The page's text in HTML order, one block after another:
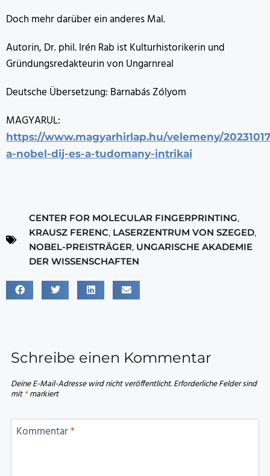
Doch mehr darüber ein anderes Mal.
Autorin, Dr. phil. Irén Rab ist Kulturhistorikerin und
Gründungsredakteurin von Ungarnreal
Deutsche Übersetzung: Barnabás Zólyom
MAGYARUL:
https://www.magyarhirlap.hu/velemeny/
a-nobel-dij-es-a-tudomany-intrikai
CENTER FOR MOLECULAR FINGERPRINTING,
KRAUSZ FERENC, LASERZENTRUM VON SZEGED,
NOBEL-PREISTRÄGER, UNGARISCHE AKADEMIE
DER WISSENSCHAFTEN
Schreibe einen Kommentar
Deine E-Mail-Adresse wird nicht veröffentlicht.Erforderliche Felder sind
mit*markiert
Kommentar*